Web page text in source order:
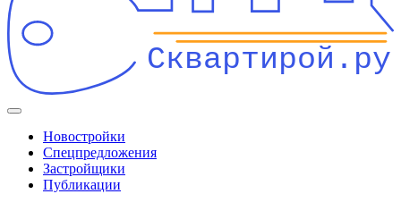
Сквартирой.ру
Новостройки
Спецпредложения
Застройщики
Публикации